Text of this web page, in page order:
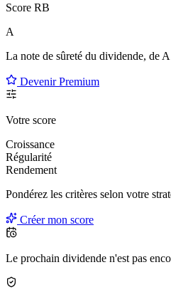
Score RB
A
La note de sûreté du dividende, de A
Devenir Premium
Votre score
Croissance
Régularité
Rendement
Pondérez les critères selon votre
Créer mon score
Le prochain dividende n'est pas